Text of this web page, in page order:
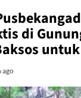
di
ago